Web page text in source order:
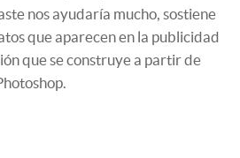
nos ayudaría mucho, sostiene
que aparecen en la publicidad
que se construye a partir de